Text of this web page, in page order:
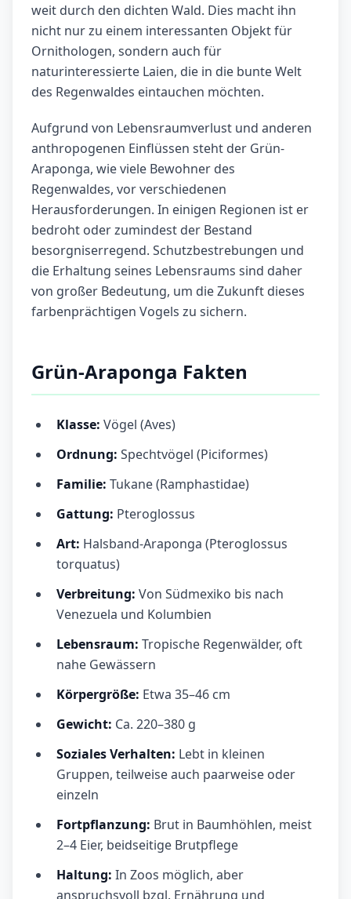
weit durch den dichten Wald. Dies macht ihn
nicht nur zu einem interessanten Objekt für
Ornithologen, sondern auch für
naturinteressierte Laien, die in die bunte Welt
des Regenwaldes eintauchen möchten.
Aufgrund von Lebensraumverlust und anderen
anthropogenen Einflüssen steht der Grün-
Araponga, wie viele Bewohner des
Regenwaldes, vor verschiedenen
Herausforderungen. In einigen Regionen ist er
bedroht oder zumindest der Bestand
besorgniserregend. Schutzbestrebungen und
die Erhaltung seines Lebensraums sind daher
von großer Bedeutung, um die Zukunft dieses
farbenprächtigen Vogels zu sichern.
Grün-Araponga Fakten
Klasse: Vögel (Aves)
Ordnung: Spechtvögel (Piciformes)
Familie: Tukane (Ramphastidae)
Gattung: Pteroglossus
Art: Halsband-Araponga (Pteroglossus
torquatus)
Verbreitung: Von Südmexiko bis nach
Venezuela und Kolumbien
Lebensraum: Tropische Regenwälder, oft
nahe Gewässern
Körpergröße: Etwa 35–46 cm
Gewicht: Ca. 220–380 g
Soziales Verhalten: Lebt in kleinen
Gruppen, teilweise auch paarweise oder
einzeln
Fortpflanzung: Brut in Baumhöhlen, meist
2–4 Eier, beidseitige Brutpflege
Haltung: In Zoos möglich, aber
anspruchsvoll bzgl. Ernährung und